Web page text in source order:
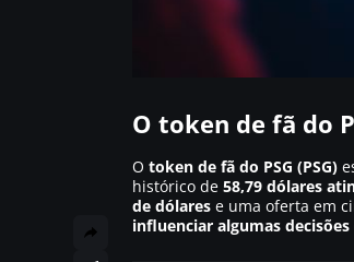
O token de fã do
O token de fã do PSG (PSG)
histórico de 58,79 dólares
de dólares e uma oferta em
influenciar algumas